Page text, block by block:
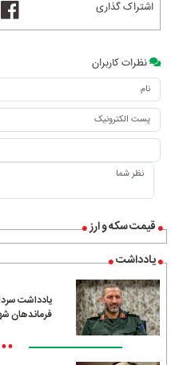
قیمت سکه و ارز
یادداشت
یادداشت
فرماندهان
اشتراک گذاری
نظرات کاربران